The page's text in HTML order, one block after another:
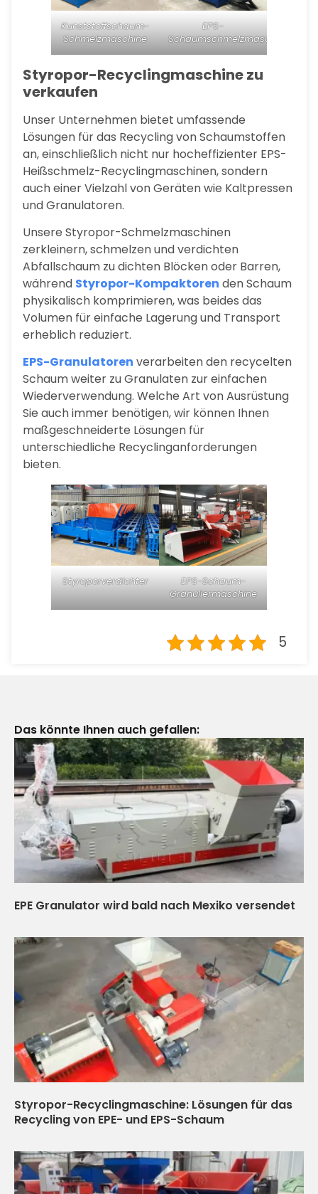
Kunststoffschaum-
Schmelzmaschine
EPS-
Schaumschmelzmaschine
Styropor-Recyclingmaschine zu
verkaufen
Unser Unternehmen bietet umfassende
Lösungen für das Recycling von Schaumstoffen
an, einschließlich nicht nur hocheffizienter EPS-
Heißschmelz-Recyclingmaschinen, sondern
auch einer Vielzahl von Geräten wie Kaltpressen
und Granulatoren.
Unsere Styropor-Schmelzmaschinen
zerkleinern, schmelzen und verdichten
Abfallschaum zu dichten Blöcken oder Barren,
während Styropor-Kompaktoren den Schaum
physikalisch komprimieren, was beides das
Volumen für einfache Lagerung und Transport
erheblich reduziert.
EPS-Granulatoren verarbeiten den recycelten
Schaum weiter zu Granulaten zur einfachen
Wiederverwendung. Welche Art von Ausrüstung
Sie auch immer benötigen, wir können Ihnen
maßgeschneiderte Lösungen für
unterschiedliche Recyclinganforderungen
bieten.
Styroporverdichter
EPS-Schaum-
Granuliermaschine
5
Das könnte Ihnen auch gefallen:
EPE Granulator wird bald nach Mexiko versendet
Styropor-Recyclingmaschine: Lösungen für das
Recycling von EPE- und EPS-Schaum